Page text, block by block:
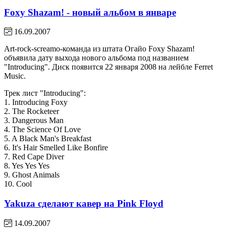
Foxy Shazam! - новый альбом в январе
16.09.2007
Art-rock-screamo-команда из штата Огайо Foxy Shazam!
объявила дату выхода нового альбома под названием
"Introducing". Диск появится 22 января 2008 на лейбле Ferret
Music.
Трек лист "Introducing":
1. Introducing Foxy
2. The Rocketeer
3. Dangerous Man
4. The Science Of Love
5. A Black Man's Breakfast
6. It's Hair Smelled Like Bonfire
7. Red Cape Diver
8. Yes Yes Yes
9. Ghost Animals
10. Cool
Yakuza cделают кавер на Pink Floyd
14.09.2007